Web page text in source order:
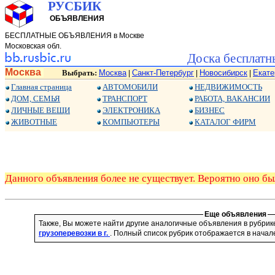
РУСБИК
ОБЪЯВЛЕНИЯ
БЕСПЛАТНЫЕ ОБЪЯВЛЕНИЯ в Москве
Московская обл.
Доска
Москва Выбрать: Москва| Санкт-Петербург Новосибирск
Главная страница
ДОМ, СЕМЬЯ
ЛИЧНЫЕ ВЕЩИ
ЖИВОТНЫЕ
АВТОМОБИЛИ
ТРАНСПОРТ
ЭЛЕКТРОНИКА
КОМПЬЮТЕРЫ
НЕДВИЖИМОСТЬ
РАБОТА, ВАКАНСИИ
БИЗНЕС
КАТАЛОГ ФИРМ
Данного объявления более не существует. Вероятно оно
Еще объявления
Также, Вы можете найти другие аналогичные объявления в
грузоперевозки в г. . Полный список рубрик отображается в